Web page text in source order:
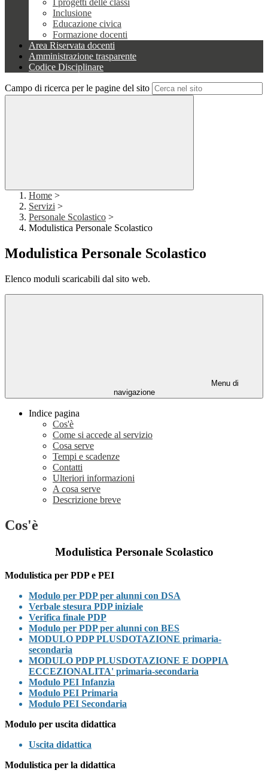
I progetti delle classi
Inclusione
Educazione civica
Formazione docenti
Area Riservata docenti
Amministrazione trasparente
Codice Disciplinare
Campo di ricerca per le pagine del sito
Home >
Servizi >
Personale Scolastico >
Modulistica Personale Scolastico
Modulistica Personale Scolastico
Elenco moduli scaricabili dal sito web.
Menu di
navigazione
Indice pagina
Cos'è
Come si accede al servizio
Cosa serve
Tempi e scadenze
Contatti
Ulteriori informazioni
A cosa serve
Descrizione breve
Cos'è
Modulistica Personale Scolastico
Modulistica per PDP e PEI
Modulo per PDP per alunni con DSA
Verbale stesura PDP iniziale
Verifica finale PDP
Modulo per PDP per alunni con BES
MODULO PDP PLUSDOTAZIONE primaria-
secondaria
MODULO PDP PLUSDOTAZIONE E DOPPIA
ECCEZIONALITA' primaria-secondaria
Modulo PEI Infanzia
Modulo PEI Primaria
Modulo PEI Secondaria
Modulo per uscita didattica
Uscita didattica
Modulistica per la didattica